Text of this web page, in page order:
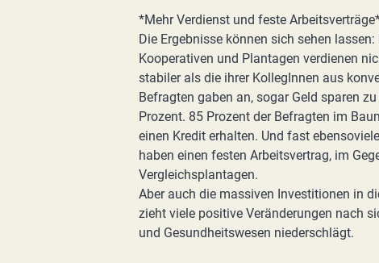
*Mehr Verdienst und feste
Die Ergebnisse können sich sehen
Kooperativen und Plantagen verdienen
stabiler als die ihrer KollegInnen aus
Befragten gaben an, sogar Geld sparen
Prozent. 85 Prozent der Befragten im
einen Kredit erhalten. Und fast
haben einen festen Arbeitsvertrag, im
Vergleichsplantagen.
Aber auch die massiven Investitionen in
zieht viele positive Veränderungen nach
und Gesundheitswesen niederschlägt.